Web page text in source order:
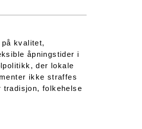
kvalitet,
åpningstider i
der lokale
ikke straffes
tradisjon, folkehelse